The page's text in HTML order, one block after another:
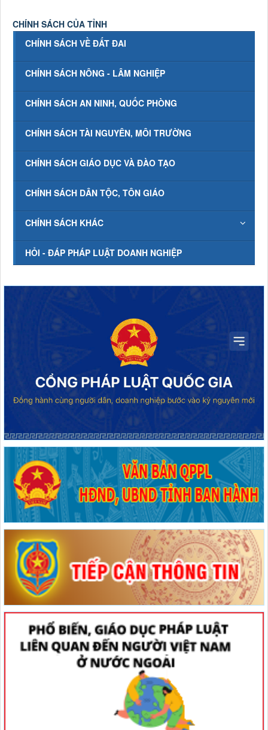
CHÍNH SÁCH CỦA TỈNH
CHÍNH SÁCH VỀ ĐẤT ĐAI
CHÍNH SÁCH NÔNG - LÂM NGHIỆP
CHÍNH SÁCH AN NINH, QUỐC PHÒNG
CHÍNH SÁCH TÀI NGUYÊN, MÔI TRƯỜNG
CHÍNH SÁCH GIÁO DỤC VÀ ĐÀO TẠO
CHÍNH SÁCH DÂN TỘC, TÔN GIÁO
CHÍNH SÁCH KHÁC
HỎI - ĐÁP PHÁP LUẬT DOANH NGHIỆP